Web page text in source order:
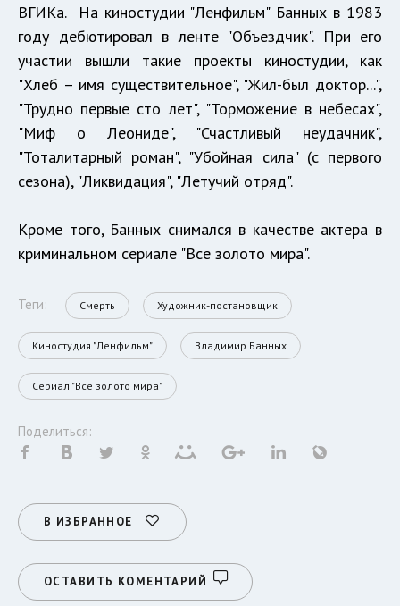
ВГИКа. На киностудии "Ленфильм" Банных в 1983
году дебютировал в ленте "Объездчик". При его
участии вышли такие проекты киностудии, как
"Хлеб – имя существительное", "Жил-был доктор...",
"Трудно первые сто лет", "Торможение в небесах",
"Миф о Леониде", "Счастливый неудачник",
"Тоталитарный роман", "Убойная сила" (с первого
сезона), "Ликвидация", "Летучий отряд".
Кроме того, Банных снимался в качестве актера в
криминальном сериале "Все золото мира".
Теги: Смерть Художник-постановщик
Киностудия "Ленфильм" Владимир Банных
Сериал "Все золото мира"
Поделиться:
В ИЗБРАННОЕ
ОСТАВИТЬ КОМЕНТАРИЙ